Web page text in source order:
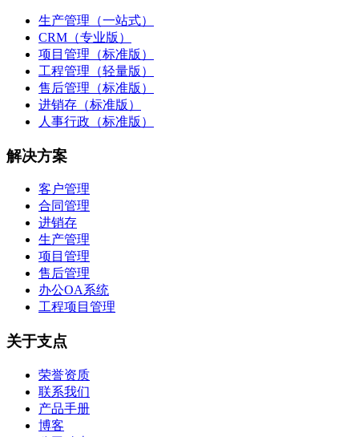
生产管理（一站式）
CRM（专业版）
项目管理（标准版）
工程管理（轻量版）
售后管理（标准版）
进销存（标准版）
人事行政（标准版）
解决方案
客户管理
合同管理
进销存
生产管理
项目管理
售后管理
办公OA系统
工程项目管理
关于支点
荣誉资质
联系我们
产品手册
博客